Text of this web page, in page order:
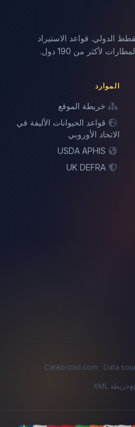
الدولي. قواعد الاستيراد
لأكثر من 190 دول.
الموارد
خريطة الموقع
قواعد الحيوانات الأليفة في
الاتحاد الأوروبي
© 2026 CatAbroad.com ·
خريطة XML